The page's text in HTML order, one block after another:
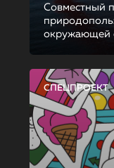
Совместный
окружающей
СПЕЦПРОЕКТ